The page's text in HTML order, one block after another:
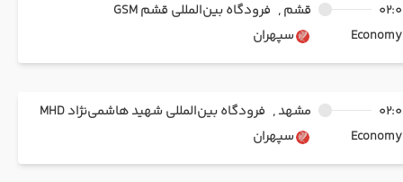
قشم , فرودگاه بین‌المللی قشم GSM
سپهران
مشهد , فرودگاه بین‌المللی شهید هاشمی‌نژاد MHD
سپهران